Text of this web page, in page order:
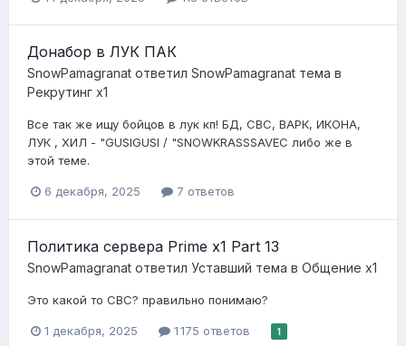
Донабор в ЛУК ПАК
SnowPamagranat ответил SnowPamagranat тема в
Рекрутинг х1
Все так же ищу бойцов в лук кп! БД, СВС, ВАРК, ИКОНА,
ЛУК , ХИЛ - "GUSIGUSI / "SNOWKRASSSAVEC либо же в
этой теме.
6 декабря, 2025 7 ответов
Политика сервера Prime x1 Part 13
SnowPamagranat ответил Уставший тема в Общение x1
Это какой то СВС? правильно понимаю?
1 декабря, 2025 1 175 ответов 1